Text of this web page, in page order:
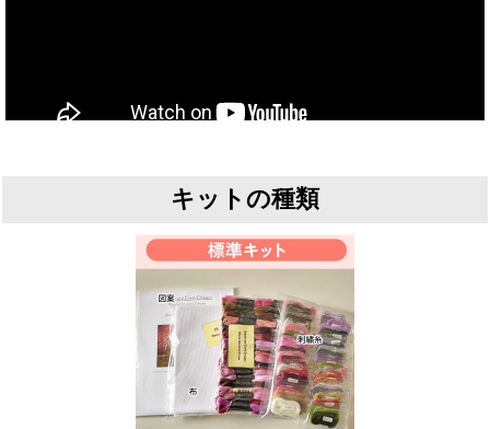
キットの種類